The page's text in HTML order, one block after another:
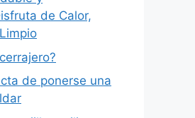
de Calor,
de ponerse una